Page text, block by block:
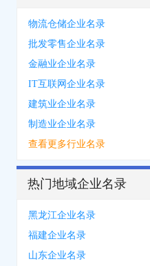
物流仓储企业名录
批发零售企业名录
金融业企业名录
IT互联网企业名录
建筑业企业名录
制造业企业名录
查看更多行业名录
热门地域企业名录
黑龙江企业名录
福建企业名录
山东企业名录